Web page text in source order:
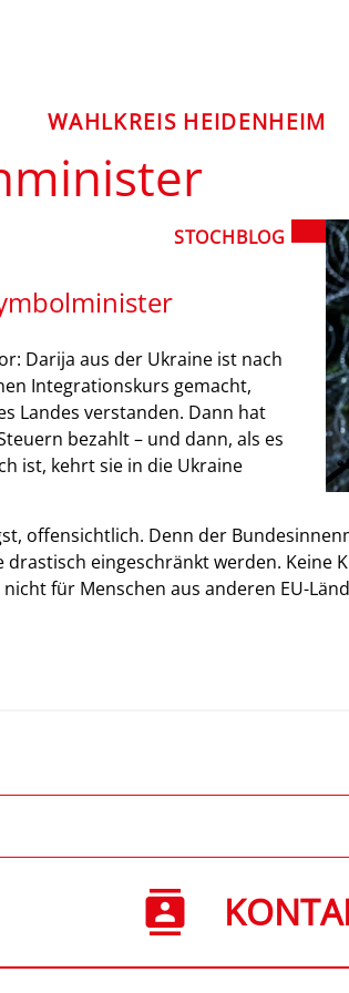
WAHLKREIS HEIDENHEIM
STOCHBLOG
Darija aus der Ukraine ist nach
Integrationskurs gemacht,
Landes verstanden. Dann hat
bezahlt – und dann, als es
ist, kehrt sie in die Ukraine
offensichtlich. Denn der
eingeschränkt werden.
für Menschen aus anderen EU-